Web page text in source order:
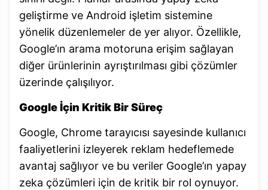
geliştirme ve Android işletim sistemine
yönelik düzenlemeler de yer alıyor. Özellikle,
Google’ın arama motoruna erişim sağlayan
diğer ürünlerinin ayrıştırılması gibi çözümler
üzerinde çalışılıyor.
Google İçin Kritik Bir Süreç
Google, Chrome tarayıcısı sayesinde kullanıcı
faaliyetlerini izleyerek reklam hedeflemede
avantaj sağlıyor ve bu veriler Google’ın yapay
zeka çözümleri için de kritik bir rol oynuyor.